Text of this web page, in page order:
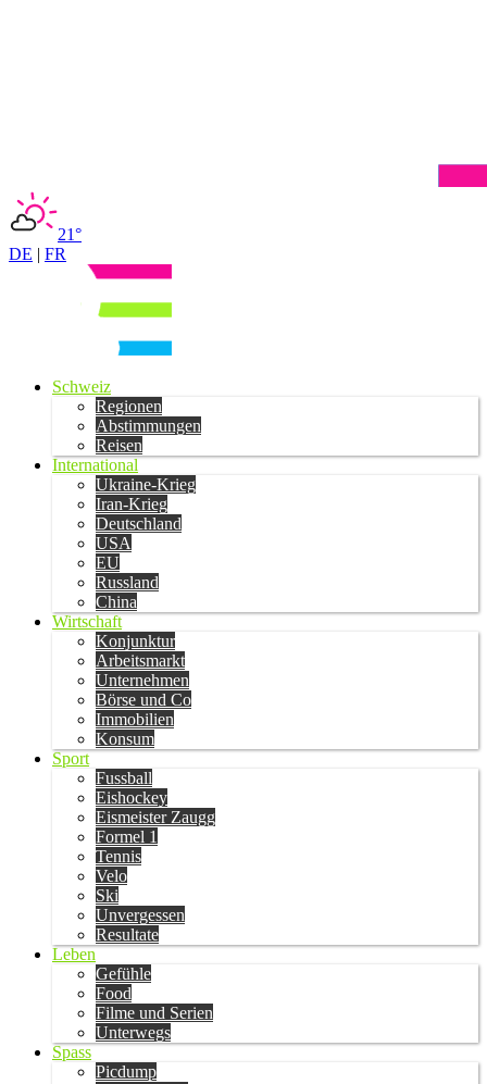
21°
DE | FR
Schweiz
Regionen
Abstimmungen
Reisen
International
Ukraine-Krieg
Iran-Krieg
Deutschland
USA
EU
Russland
China
Wirtschaft
Konjunktur
Arbeitsmarkt
Unternehmen
Börse und Co
Immobilien
Konsum
Sport
Fussball
Eishockey
Eismeister Zaugg
Formel 1
Tennis
Velo
Ski
Unvergessen
Resultate
Leben
Gefühle
Food
Filme und Serien
Unterwegs
Spass
Picdump